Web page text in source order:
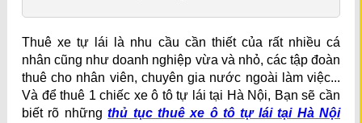
Thuê xe tự lái là nhu cầu cần thiết của rất nhiều cá
nhân cũng như doanh nghiệp vừa và nhỏ, các tập đoàn
thuê cho nhân viên, chuyên gia nước ngoài làm việc...
Và để thuê 1 chiếc xe ô tô tự lái tại Hà Nội, Bạn sẽ cần
biết rõ nhữngthủ tục thuê xe ô tô tự lái tại Hà Nội